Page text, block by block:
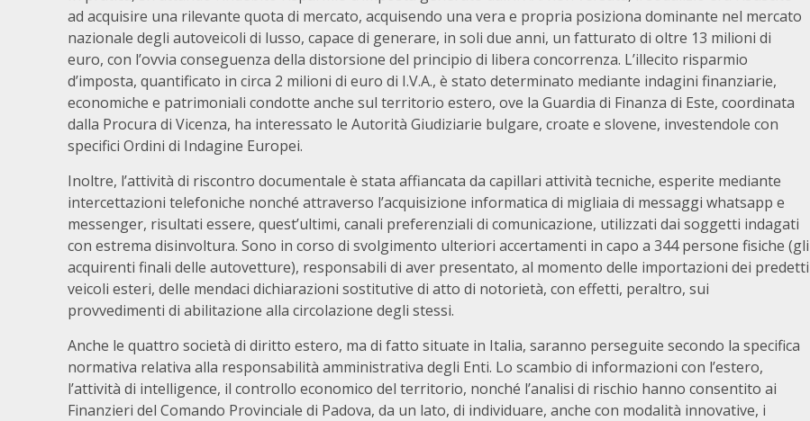
ad acquisire una rilevante quota di mercato, acquisendo una vera e propria posiziona dominante nel mercato
nazionale degli autoveicoli di lusso, capace di generare, in soli due anni, un fatturato di oltre 13 milioni di
euro, con l’ovvia conseguenza della distorsione del principio di libera concorrenza. L’illecito risparmio
d’imposta, quantificato in circa 2 milioni di euro di I.V.A., è stato determinato mediante indagini finanziarie,
economiche e patrimoniali condotte anche sul territorio estero, ove la Guardia di Finanza di Este, coordinata
dalla Procura di Vicenza, ha interessato le Autorità Giudiziarie bulgare, croate e slovene, investendole con
specifici Ordini di Indagine Europei.
Inoltre, l’attività di riscontro documentale è stata affiancata da capillari attività tecniche, esperite mediante
intercettazioni telefoniche nonché attraverso l’acquisizione informatica di migliaia di messaggi whatsapp e
messenger, risultati essere, quest’ultimi, canali preferenziali di comunicazione, utilizzati dai soggetti indagati
con estrema disinvoltura. Sono in corso di svolgimento ulteriori accertamenti in capo a 344 persone fisiche (gli
acquirenti finali delle autovetture), responsabili di aver presentato, al momento delle importazioni dei predetti
veicoli esteri, delle mendaci dichiarazioni sostitutive di atto di notorietà, con effetti, peraltro, sui
provvedimenti di abilitazione alla circolazione degli stessi.
Anche le quattro società di diritto estero, ma di fatto situate in Italia, saranno perseguite secondo la specifica
normativa relativa alla responsabilità amministrativa degli Enti. Lo scambio di informazioni con l’estero,
l’attività di intelligence, il controllo economico del territorio, nonché l’analisi di rischio hanno consentito ai
Finanzieri del Comando Provinciale di Padova, da un lato, di individuare, anche con modalità innovative, i